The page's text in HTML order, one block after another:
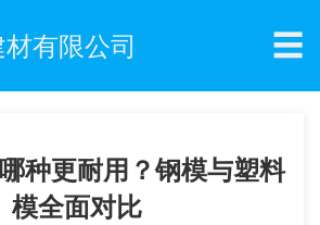
有限公司 ☰
种更耐用？钢模与塑料
模全面对比